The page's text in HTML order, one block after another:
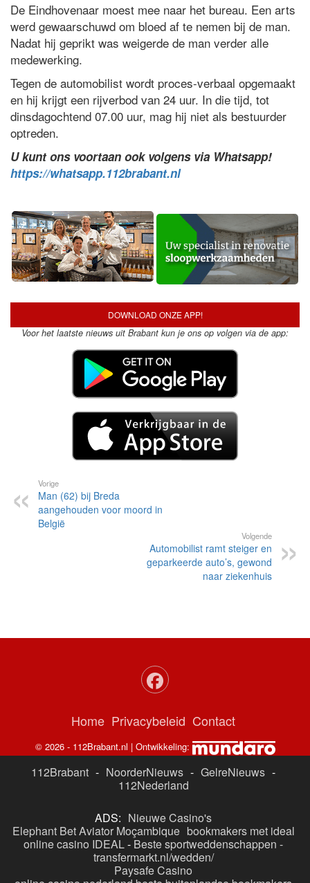
De Eindhovenaar moest mee naar het bureau. Een arts
werd gewaarschuwd om bloed af te nemen bij de man.
Nadat hij geprikt was weigerde de man verder alle
medewerking.
Tegen de automobilist wordt proces-verbaal opgemaakt
en hij krijgt een rijverbod van 24 uur. In die tijd, tot
dinsdagochtend 07.00 uur, mag hij niet als bestuurder
optreden.
U kunt ons voortaan ook volgens via Whatsapp!
https://whatsapp.112brabant.nl
DOWNLOAD ONZE APP!
Voor het laatste nieuws uit Brabant kun je ons op volgen via de app:
Vorige
Man (62) bij Breda
aangehouden voor moord in
België
Volgende
Automobilist ramt steiger en
geparkeerde auto’s, gewond
naar ziekenhuis
Home Privacybeleid Contact
© 2026 - 112Brabant.nl | Ontwikkeling:
112Brabant - NoorderNieuws - GelreNieuws -
112Nederland
ADS: Nieuwe Casino's
Elephant Bet Aviator Moçambique bookmakers met ideal
online casino IDEAL- Beste sportweddenschappen -
transfermarkt.nl/wedden/
Paysafe Casino